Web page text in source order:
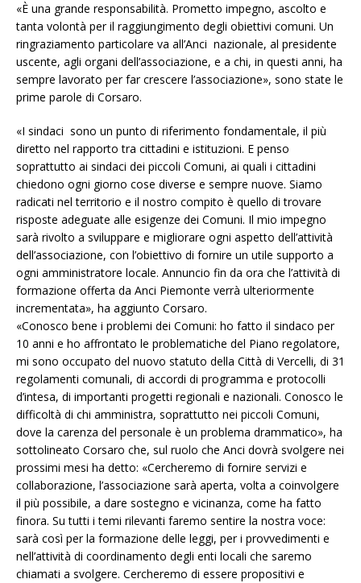
«È una grande responsabilità. Prometto impegno, ascolto e
tanta volontà per il raggiungimento degli obiettivi comuni. Un
ringraziamento particolare va all’Anci nazionale, al presidente
uscente, agli organi dell’associazione, e a chi, in questi anni, ha
sempre lavorato per far crescere l’associazione», sono state le
prime parole di Corsaro.
«I sindaci sono un punto di riferimento fondamentale, il più
diretto nel rapporto tra cittadini e istituzioni. E penso
soprattutto ai sindaci dei piccoli Comuni, ai quali i cittadini
chiedono ogni giorno cose diverse e sempre nuove. Siamo
radicati nel territorio e il nostro compito è quello di trovare
risposte adeguate alle esigenze dei Comuni. Il mio impegno
sarà rivolto a sviluppare e migliorare ogni aspetto dell’attività
dell’associazione, con l’obiettivo di fornire un utile supporto a
ogni amministratore locale. Annuncio fin da ora che l’attività di
formazione offerta da Anci Piemonte verrà ulteriormente
incrementata», ha aggiunto Corsaro.
«Conosco bene i problemi dei Comuni: ho fatto il sindaco per
10 anni e ho affrontato le problematiche del Piano regolatore,
mi sono occupato del nuovo statuto della Città di Vercelli, di 31
regolamenti comunali, di accordi di programma e protocolli
d’intesa, di importanti progetti regionali e nazionali. Conosco le
difficoltà di chi amministra, soprattutto nei piccoli Comuni,
dove la carenza del personale è un problema drammatico», ha
sottolineato Corsaro che, sul ruolo che Anci dovrà svolgere nei
prossimi mesi ha detto: «Cercheremo di fornire servizi e
collaborazione, l’associazione sarà aperta, volta a coinvolgere
il più possibile, a dare sostegno e vicinanza, come ha fatto
finora. Su tutti i temi rilevanti faremo sentire la nostra voce:
sarà così per la formazione delle leggi, per i provvedimenti e
nell’attività di coordinamento degli enti locali che saremo
chiamati a svolgere. Cercheremo di essere propositivi e